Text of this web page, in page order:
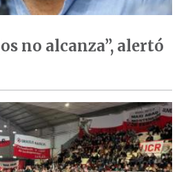
no alcanza”, alertó